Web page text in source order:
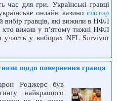
час для гри. Українські гравці
онлайн казино слотор
вибір гравців, які вижили в НФЛ
вижив у п’ятому тижні НФЛ
участь у виборах NFL Survivor
щодо повернення гравця
Роджерс був
найкращого